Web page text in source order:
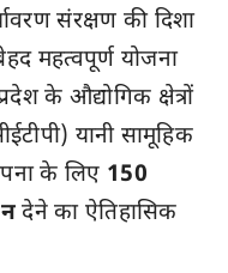
संरक्षण की दिशा
महत्वपूर्ण योजना
के औद्योगिक क्षेत्रों
यानी सामूहिक
के लिए 150
देने का ऐतिहासिक